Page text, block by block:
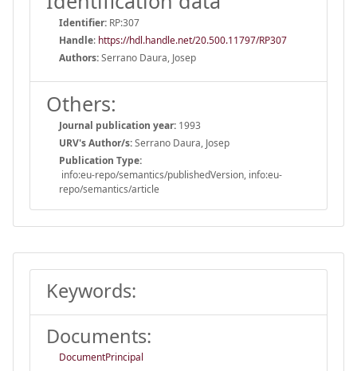
Identifier: RP:307
Handle: https://hdl.handle.net/20.500.11797/RP307
Authors:Serrano Daura, Josep
Others:
Journal publication year: 1993
URV's Author/s:Serrano Daura, Josep
Publication Type:
info:eu-repo/semantics/publishedVersion, info:eu-
repo/semantics/article
Keywords:
Documents:
DocumentPrincipal